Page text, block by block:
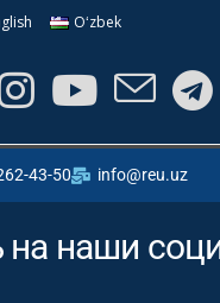
Oʻzbek
43-50 info@reu.uz
наши